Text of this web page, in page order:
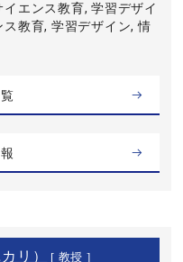
エンス教育, 学習デザイ
ス教育, 学習デザイン, 情
リ） [ 教授 ]